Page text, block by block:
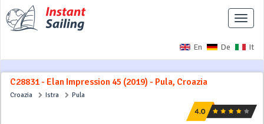
En De It
C28831 - Elan Impression 45 (2019) - Pula, Croazia
Croazia Istra Pula